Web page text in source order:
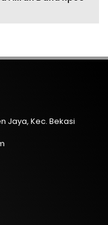
Jaya, Kec. Bekasi